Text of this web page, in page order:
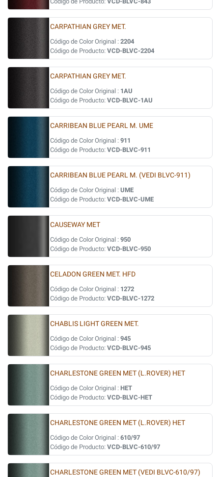
CARPATHIAN GREY MET.
Código de Color Original : 2204
Código de Producto: VCD-BLVC-2204
CARPATHIAN GREY MET.
Código de Color Original : 1AU
Código de Producto: VCD-BLVC-1AU
CARRIBEAN BLUE PEARL M. UME
Código de Color Original : 911
Código de Producto: VCD-BLVC-911
CARRIBEAN BLUE PEARL M. (VEDI BLVC-911)
Código de Color Original : UME
Código de Producto: VCD-BLVC-UME
CAUSEWAY MET
Código de Color Original : 950
Código de Producto: VCD-BLVC-950
CELADON GREEN MET. HFD
Código de Color Original : 1272
Código de Producto: VCD-BLVC-1272
CHABLIS LIGHT GREEN MET.
Código de Color Original : 945
Código de Producto: VCD-BLVC-945
CHARLESTONE GREEN MET (L.ROVER) HET
Código de Color Original : HET
Código de Producto: VCD-BLVC-HET
CHARLESTONE GREEN MET (L.ROVER) HET
Código de Color Original : 610/97
Código de Producto: VCD-BLVC-610/97
CHARLESTONE GREEN MET (VEDI BLVC-610/97)